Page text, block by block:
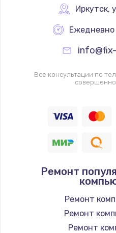
350
Настройка
3300
Прошивка устройства
550
Иркутск,
Ежедневно
Все консультации по
Ремонт
Ремонт
Ремонт
Ремонт